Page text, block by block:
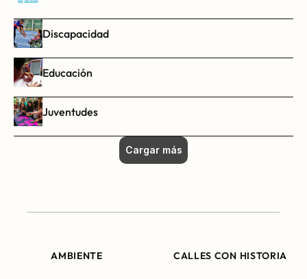
Discapacidad
Educación
Juventudes
Cargar más
AMBIENTE CALLES CON HISTORIA